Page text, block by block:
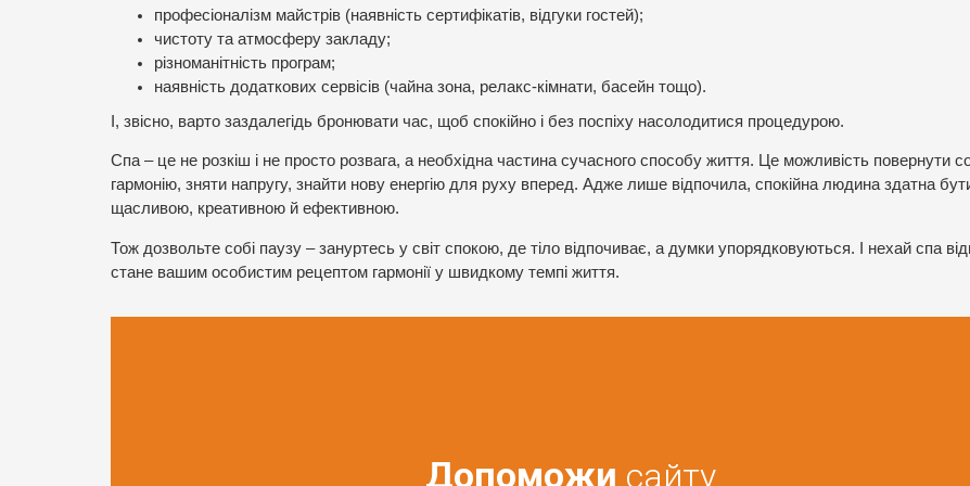
професіоналізм майстрів (наявність сертифікатів, відгуки гостей);
чистоту та атмосферу закладу;
різноманітність програм;
наявність додаткових сервісів (чайна зона, релакс-кімнати, басейн тощо).
І, звісно, варто заздалегідь бронювати час, щоб спокійно і без поспіху насолодитися процедурою.
Спа – це не розкіш і не просто розвага, а необхідна частина сучасного способу життя. Це можливість повернути
гармонію, зняти напругу, знайти нову енергію для руху вперед. Адже лише відпочила, спокійна людина здатна
щасливою, креативною й ефективною.
Тож дозвольте собі паузу – зануртесь у світ спокою, де тіло відпочиває, а думки упорядковуються. І нехай спа
стане вашим особистим рецептом гармонії у швидкому темпі життя.
Допоможи сайту